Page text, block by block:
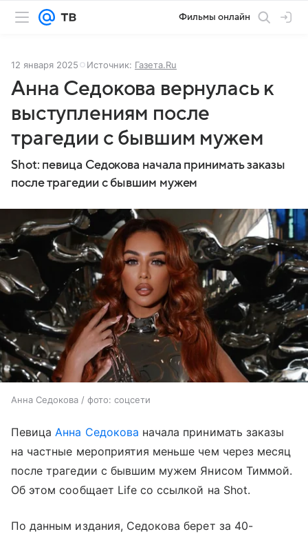
Фильмы онлайн
12 января 2025 Источник: Газета.Ru
Анна Седокова вернулась к
выступлениям после
трагедии с бывшим мужем
Shot: певица Седокова начала принимать заказы
после трагедии с бывшим мужем
Анна Седокова / фото: соцсети
ПевицаАнна Седокова начала принимать заказы
на частные мероприятия меньше чем через месяц
после трагедии с бывшим мужем Янисом Тиммой.
Об этом сообщает Life со ссылкой на Shot.
По данным издания, Седокова берет за 40-